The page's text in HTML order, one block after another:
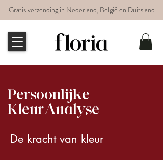
Gratis verzending in Nederland, België en Duitsland
Persoonlijke
KleurAnalyse
De kracht van kleur